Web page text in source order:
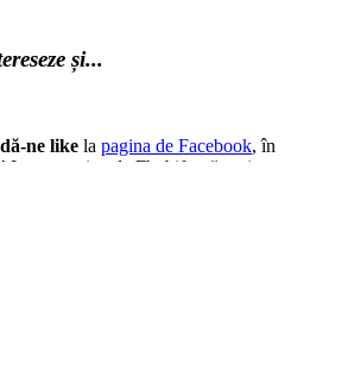
și...
dă-ne like la pagina de Facebook, în
Iar pe pagina de Fb, bifează opțiunea